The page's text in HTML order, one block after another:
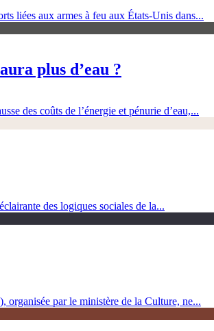
liées aux armes à feu aux États-Unis dans...
plus d’eau ?
des coûts de l’énergie et pénurie d’eau,...
des logiques sociales de la...
organisée par le ministère de la Culture, ne...